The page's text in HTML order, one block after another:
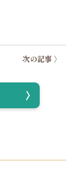
次の記事 〉